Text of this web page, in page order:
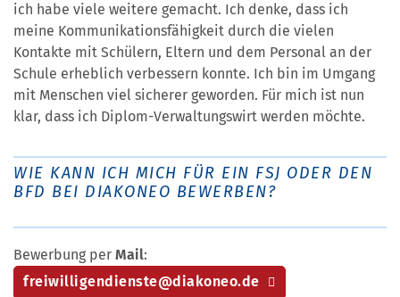
ich habe viele weitere gemacht. Ich denke, dass ich
meine Kommunikationsfähigkeit durch die vielen
Kontakte mit Schülern, Eltern und dem Personal an der
Schule erheblich verbessern konnte. Ich bin im Umgang
mit Menschen viel sicherer geworden. Für mich ist nun
klar, dass ich Diplom-Verwaltungswirt werden möchte.
WIE KANN ICH MICH FÜR EIN FSJ ODER DEN
BFD BEI DIAKONEO BEWERBEN?
Bewerbung per Mail:
freiwilligendienste@diakoneo.de